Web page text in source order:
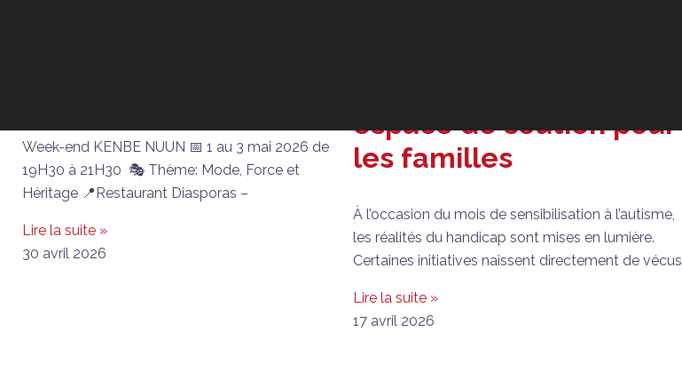
Week-end KENBE NUUN 📅 1 au 3 mai 2026 de
19H30 à 21H30 🎭 Thème: Mode, Force et
Héritage 📍Restaurant Diasporas –
Lire la suite »
30 avril 2026
espace de soutien pour
les familles
À l’occasion du mois de sensibilisation à l’autisme,
les réalités du handicap sont mises en lumière.
Certaines initiatives naissent directement de vécus
Lire la suite »
17 avril 2026